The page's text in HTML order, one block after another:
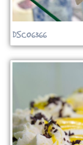
DSC06366